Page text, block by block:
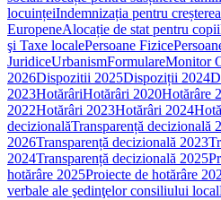
locuințeiIndemnizația pentru
EuropeneAlocație de stat pentru copii
şi Taxe localePersoane Fizice
JuridiceUrbanismFormulareMonitor
2026Dispozitii 2025Dispoziții 2024
2023HotărâriHotărâri 2020Hotărâre
2022Hotărâri 2023Hotărâri 2024
decizionalăTransparență decizională
2026Transparență decizională 2023
2024Transparență decizională 2025
hotărâre 2025Proiecte de hotărâre
verbale ale şedinţelor consiliului local